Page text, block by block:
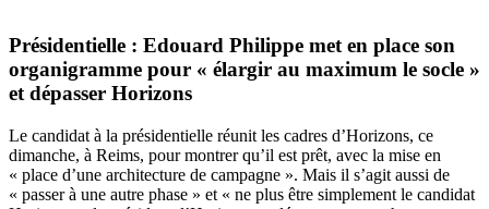
Présidentielle : Edouard Philippe met en place son
organigramme pour « élargir au maximum le socle »
et dépasser Horizons
Le candidat à la présidentielle réunit les cadres d’Horizons, ce
dimanche, à Reims, pour montrer qu’il est prêt, avec la mise en
« place d’une architecture de campagne ». Mais il s’agit aussi de
« passer à une autre phase » et « ne plus être simplement le candidat